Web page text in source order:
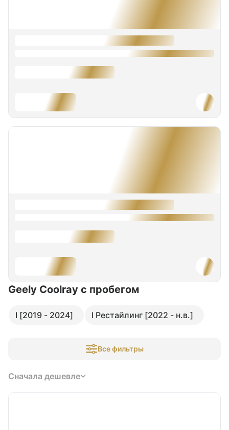
Geely Coolray с пробегом
I [2019 - 2024] I Рестайлинг [2022 - н.в.]
Все фильтры
Сначала дешевле